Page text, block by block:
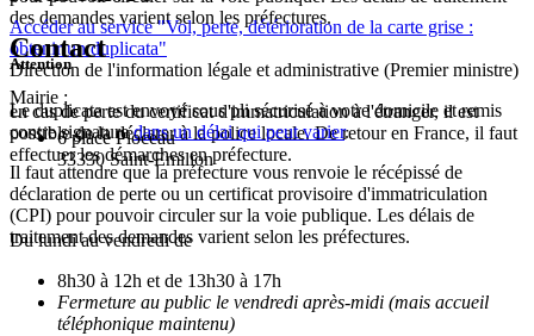
des demandes varient selon les préfectures.
Attention
en cas de perte du certificat d'immatriculation à l'étranger, il est
possible de la déclarer à la police locale. De retour en France, il faut
effectuer les démarches en préfecture.
Accéder au service "Vol, perte, détérioration de la carte grise :
obtenir un duplicata"
Direction de l'information légale et administrative (Premier ministre)
Le duplicata est envoyé souspli sécuriséà votre domicile et remis
contre signaturedans un délai qui peut varier.
Il faut attendre que la préfecture vous renvoie le récépissé de
déclaration de perte ou un certificat provisoire d'immatriculation
(CPI) pour pouvoir circuler sur la voie publique. Les délais de
traitement des demandes varient selon les préfectures.
Contact
Mairie :
6 place Pioceau
33330 Saint-Emilion
Du lundi au vendredi de
8h30 à 12h et de 13h30 à 17h
Fermeture au public le vendredi après-midi (mais accueil
téléphonique maintenu)